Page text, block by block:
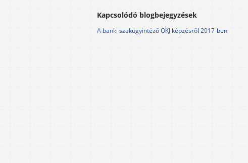
Kapcsolódó blogbejegyzések
A banki szakügyintéző OKJ képzésről 2017-ben